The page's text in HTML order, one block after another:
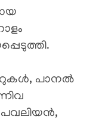
പാനൽ
പവലിയൻ,